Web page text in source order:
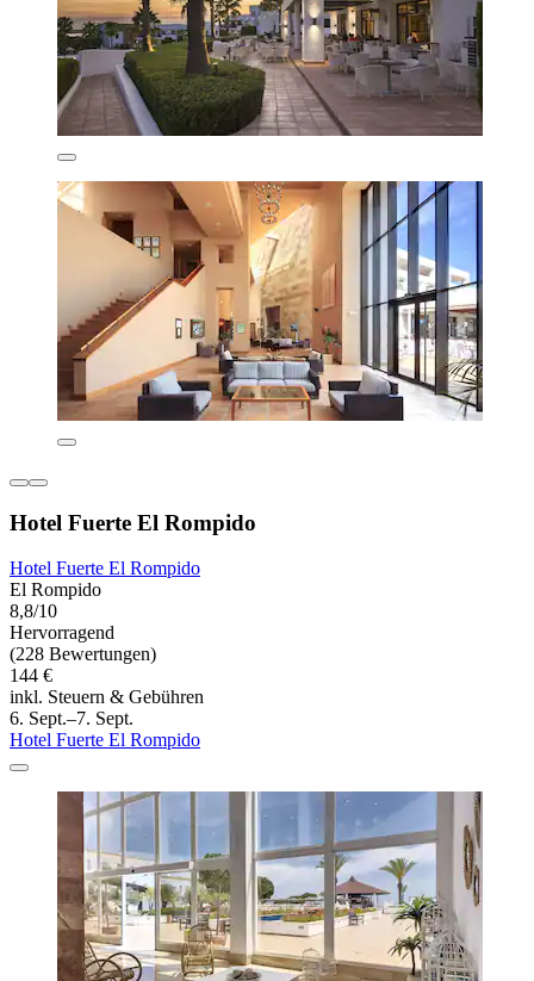
Hotel Fuerte El Rompido
Hotel Fuerte El Rompido
El Rompido
8,8/10
Hervorragend
(228 Bewertungen)
144 €
inkl. Steuern & Gebühren
6. Sept.–7. Sept.
Hotel Fuerte El Rompido